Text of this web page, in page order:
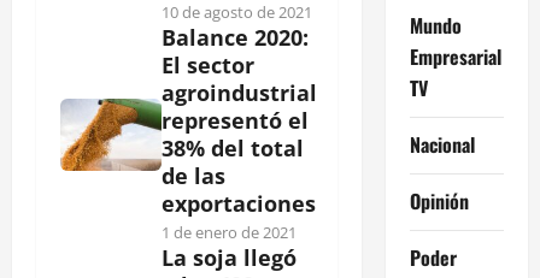
10 de agosto de 2021
Balance 2020:
El sector
agroindustrial
representó el
38% del total
de las
exportaciones
1 de enero de 2021
La soja llegó
Mundo
Empresarial
TV
Nacional
Opinión
Poder